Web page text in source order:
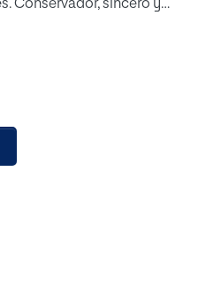
Conservador, sincero y
no sería justa con él si sus
el imprescindible papel
como para el resto del